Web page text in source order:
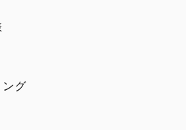
ング